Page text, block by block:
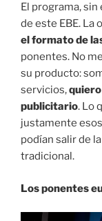
El programa,
de este EBE. La
el formato de
ponentes. No
su producto:
servicios,
publicitario. Lo
justamente
podían salir de
tradicional.
Los ponentes